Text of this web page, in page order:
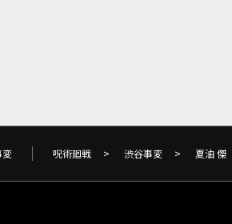
変 呪術廻戦 > 渋谷事変 > 夏油 傑